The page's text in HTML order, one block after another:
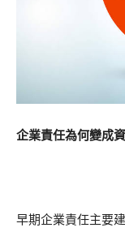
企業責任為何變成
早期企業責任主要